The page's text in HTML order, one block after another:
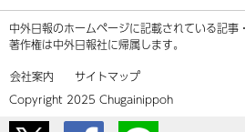
中外日報のホームページに記載されている記事
著作権は中外日報社に帰属します。
会社案内
サイトマップ
Copyright 2025 Chugainippoh